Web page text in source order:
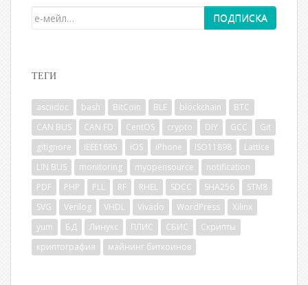
ТЕГИ
asciidoc bash BitCoin BLE blockchain
BTC
CAN BUS
CAN FD CentOS crypto DIY GCC
Git
gitignore
IEEE1685 iOS iPhone ISO11898
Lattice
LIN BUS
monitoring myopensource
notification
PDF
PHP PLL RF RHEL SDCC SHA256
STM8
SVG
Verilog VHDL Vivado WordPress
Xilinx
yum
БД Линукс ПЛИС СБИС
Скрипты
криптография
майнинг биткоинов